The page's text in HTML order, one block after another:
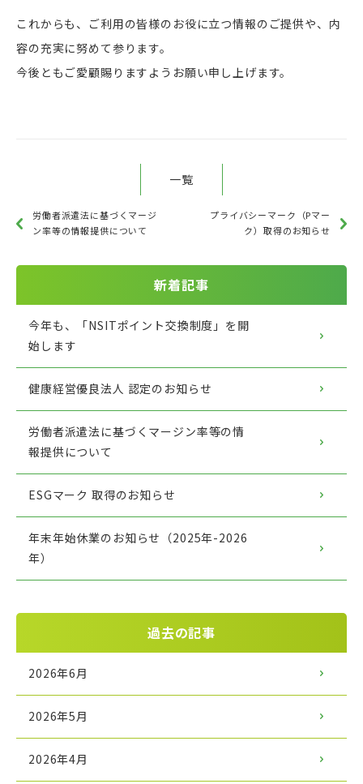
これからも、ご利用の皆様のお役に立つ情報のご提供や、内
容の充実に努めて参ります。
今後ともご愛顧賜りますようお願い申し上げます。
一覧
労働者派遣法に基づくマージ
ン率等の情報提供について
プライバシーマーク（Pマー
ク）取得のお知らせ
新着記事
今年も、「NSITポイント交換制度」を開
始します
健康経営優良法人 認定のお知らせ
労働者派遣法に基づくマージン率等の情
報提供について
ESGマーク 取得のお知らせ
年末年始休業のお知らせ（2025年-2026
年）
過去の記事
2026年6月
2026年5月
2026年4月